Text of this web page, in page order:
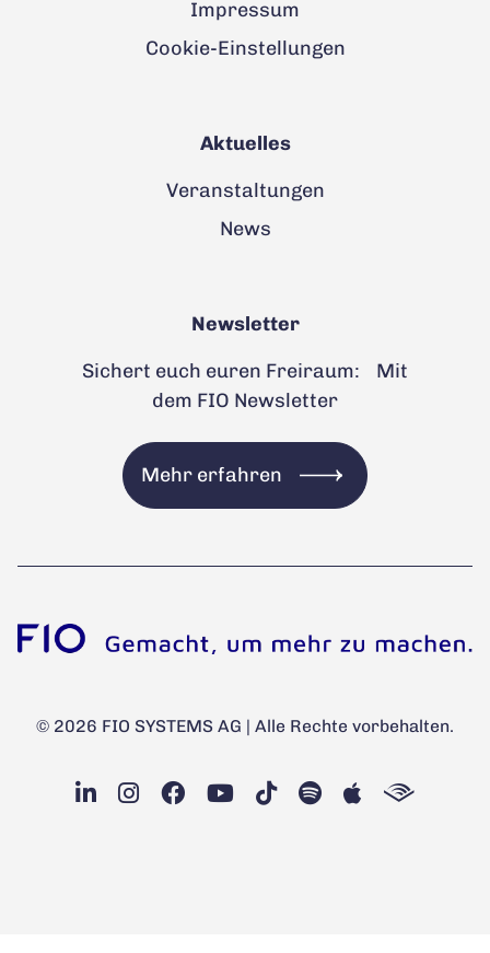
Impressum
Cookie-Einstellungen
Aktuelles
Veranstaltungen
News
Newsletter
Sichert euch euren Freiraum: Mit
dem FIO Newsletter
Mehr erfahren
© 2026 FIO SYSTEMS AG | Alle Rechte vorbehalten.